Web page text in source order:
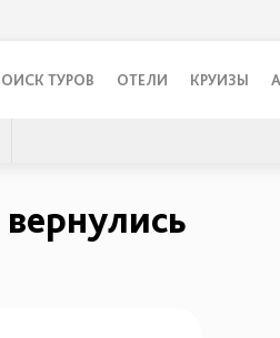
ТУРОВ ОТЕЛИ КРУИЗЫ